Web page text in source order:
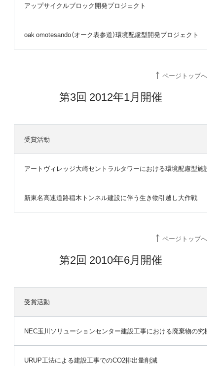
アップサイクルブロック開発プロジェクト
oak omotesando（オーク表参道）環境配慮型開発プロジェクト
ページトップへ
第3回 2012年1月開催
受賞活動
アートヴィレッジ大崎セントラルタワーにおける環境配慮型施設運
新東名高速道路稲木トンネル建設に伴う生き物引越し大作戦
ページトップへ
第2回 2010年6月開催
受賞活動
NEC玉川ソリューションセンター建設工事における廃棄物の究極ゼ
URUP工法による建設工事でのCO2排出量削減